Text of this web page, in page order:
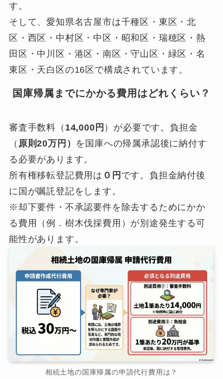
す。
そして、愛知県名古屋市は千種区・東区・北
区・西区・中村区・中区・昭和区・瑞穂区・熱
田区・中川区・港区・南区・守山区・緑区・名
東区・天白区の16区で構成されています。
国庫帰属までにかかる費用はどれくらい？
審査手数料（ 14,000円 ）が必要です。負担金
（ 原則20万円） を国庫への帰属承認後に納付す
る必要があります。
所有権移転登記費用は ０円 です。負担金納付後
に国が嘱託登記をします。
※却下要件・不承認要件を除去するためにかか
る費用（例．樹木伐採費用）が別途発生する可
能性があります。
相続土地の国庫帰属の申請代行費用は？